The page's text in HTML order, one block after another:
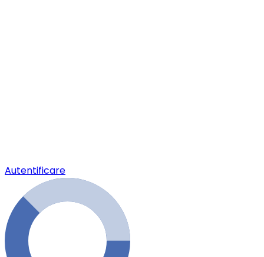
Autentificare